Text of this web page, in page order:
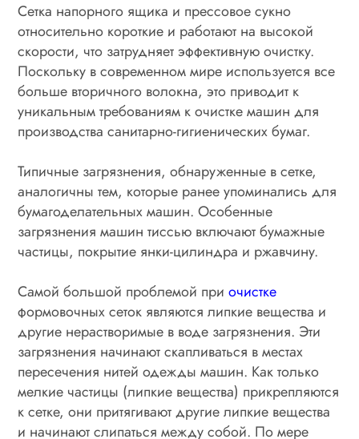
Сетка напорного ящика и прессовое сукно
относительно короткие и работают на высокой
скорости, что затрудняет эффективную очистку.
Поскольку в современном мире используется все
больше вторичного волокна, это приводит к
уникальным требованиям к очистке машин для
производства санитарно-гигиенических бумаг.
Типичные загрязнения, обнаруженные в сетке,
аналогичны тем, которые ранее упоминались для
бумагоделательных машин. Особенные
загрязнения машин тиссью включают бумажные
частицы, покрытие янки-цилиндра и ржавчину.
Самой большой проблемой приочистке
формовочных сеток являются липкие вещества и
другие нерастворимые в воде загрязнения. Эти
загрязнения начинают скапливаться в местах
пересечения нитей одежды машин. Как только
мелкие частицы (липкие вещества) прикрепляются
к сетке, они притягивают другие липкие вещества
и начинают слипаться между собой. По мере